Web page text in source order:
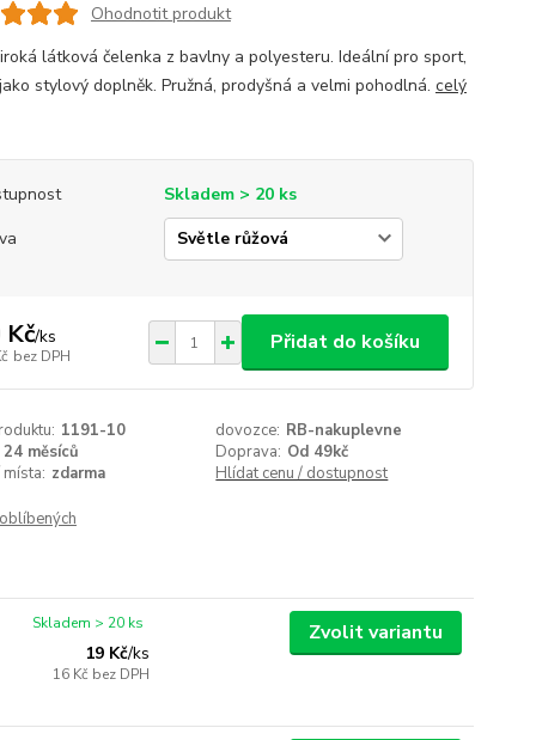
Ohodnotit produkt
látková čelenka z bavlny a polyesteru. Ideální pro sport,
stylový doplněk. Pružná, prodyšná a velmi pohodlná. celý
Skladem > 20 ks
Kč/ks
bez DPH
Přidat do košíku
1191-10 dovozce: RB-nakuplevne
24 měsíců Doprava: Od 49kč
zdarma Hlídat cenu / dostupnost
19 Kč/ks
16 Kč bez DPH
Skladem > 20 ks Zvolit variantu